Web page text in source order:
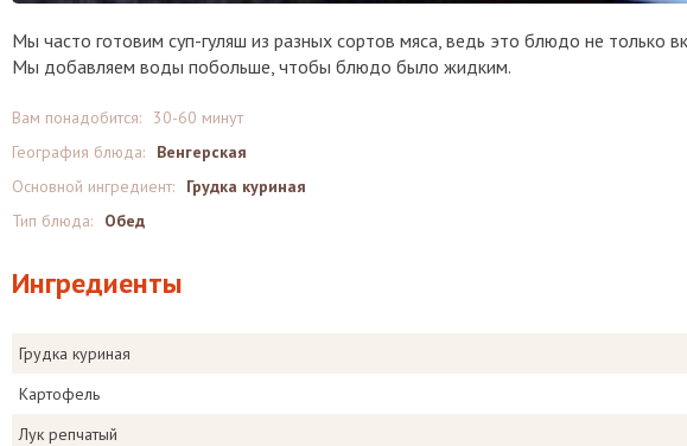
Мы часто готовим суп-гуляш из разных сортов мяса, ведь это блюдо не только
Мы добавляем воды побольше, чтобы блюдо было жидким.
Вам понадобится:
30-60 минут
География блюда:
Венгерская
Основной ингредиент:
Грудка куриная
Тип блюда:
Обед
Ингредиенты
Грудка куриная
Картофель
Лук репчатый